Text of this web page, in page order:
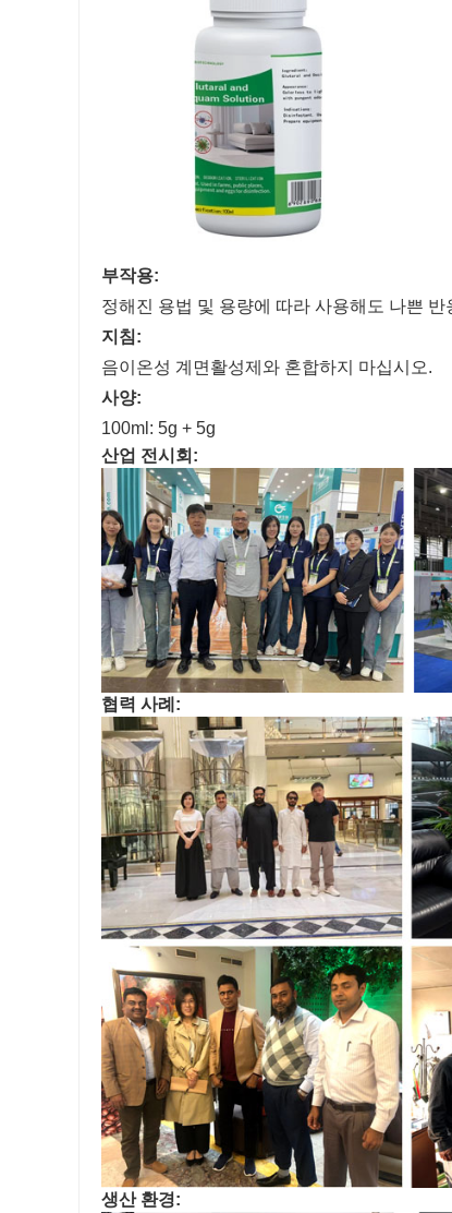
부작용:
정해진 용법 및 용량에 따라 사용해도 나쁜
지침:
음이온성 계면활성제와 혼합하지 마십시오.
사양:
100ml: 5g + 5g
산업 전시회:
협력 사례:
생산 환경: